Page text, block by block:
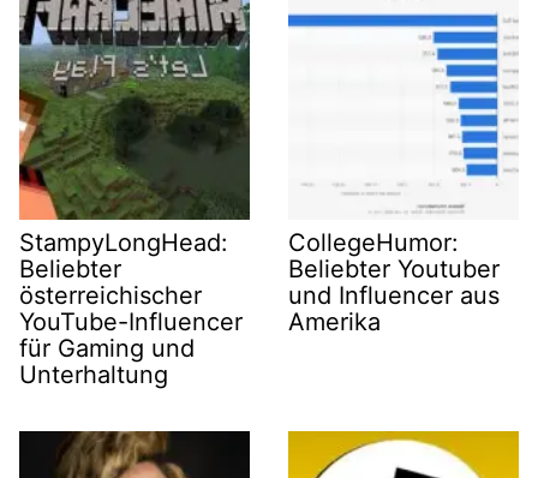
StampyLongHead:
Beliebter
österreichischer
YouTube-Influencer
für Gaming und
Unterhaltung
CollegeHumor:
Beliebter Youtuber
und Influencer aus
Amerika